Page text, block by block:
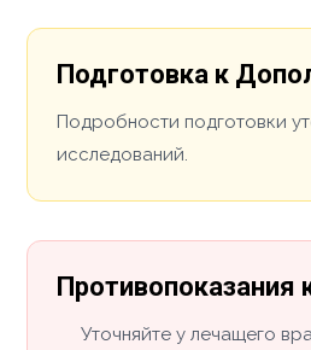
Подготовка к
Подробности подготовки
исследований.
Противопоказания
Уточняйте у лечащего